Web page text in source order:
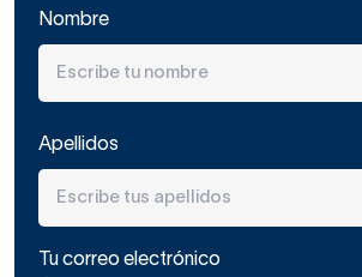
Nombre
Apellidos
Tu correo electrónico